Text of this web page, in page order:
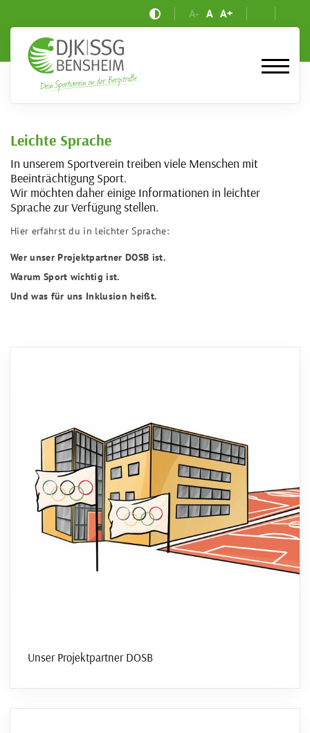
A- A A+
Leichte Sprache
In unserem Sportverein treiben viele Menschen mit
Beeinträchtigung Sport.
Wir möchten daher einige Informationen in leichter
Sprache zur Verfügung stellen.
Hier erfährst du in leichter Sprache:
Wer unser Projektpartner DOSB ist.
Warum Sport wichtig ist.
Und was für uns Inklusion heißt.
Unser Projektpartner DOSB